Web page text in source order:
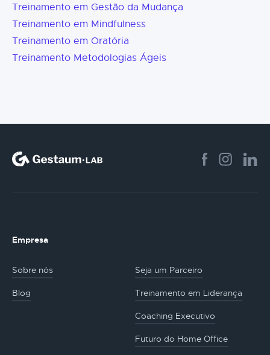
Treinamento em Gestão da Mudança
Treinamento em Mindfulness
Treinamento em Oratória
Treinamento Metodologias Ágeis
Empresa
Sobre nós Seja um Parceiro
Blog Treinamento em Liderança
Coaching Executivo
Futuro do Home Office